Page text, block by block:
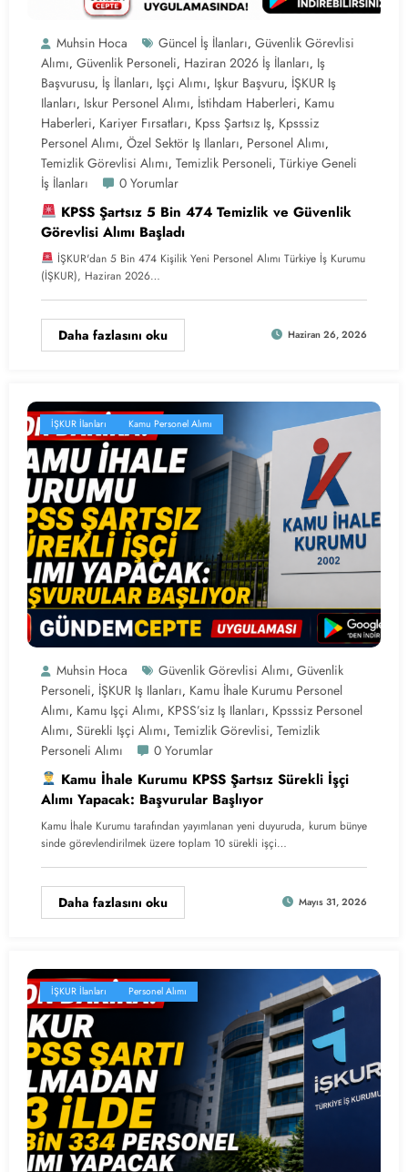
Muhsin Hoca Güncel İş İlanları, Güvenlik Görevlisi
Alımı, Güvenlik Personeli, Haziran 2026 İş İlanları, Iş
Başvurusu, İş İlanları, Işçi Alımı, Işkur Başvuru, İŞKUR Iş
Ilanları, Iskur Personel Alımı, İstihdam Haberleri, Kamu
Haberleri, Kariyer Fırsatları, Kpss Şartsız Iş, Kpsssiz
Personel Alımı, Özel Sektör Iş Ilanları, Personel Alımı,
Temizlik Görevlisi Alımı, Temizlik Personeli, Türkiye Geneli
İş İlanları
0 Yorumlar
KPSS Şartsız 5 Bin 474 Temizlik ve Güvenlik
Görevlisi Alımı Başladı
İŞKUR'dan 5 Bin 474 Kişilik Yeni Personel Alımı Türkiye İş Kurumu
(İŞKUR), Haziran 2026…
Daha fazlasını oku Haziran 26, 2026
İŞKUR İlanları Kamu Personel Alımı
Muhsin Hoca Güvenlik Görevlisi Alımı, Güvenlik
Personeli, İŞKUR Iş Ilanları, Kamu İhale Kurumu Personel
Alımı, Kamu Işçi Alımı, KPSS’siz Iş Ilanları, Kpsssiz Personel
Alımı, Sürekli Işçi Alımı, Temizlik Görevlisi, Temizlik
Personeli Alımı
0 Yorumlar
Kamu İhale Kurumu KPSS Şartsız Sürekli İşçi
Alımı Yapacak: Başvurular Başlıyor
Kamu İhale Kurumu tarafından yayımlanan yeni duyuruda, kurum bünye
sinde görevlendirilmek üzere toplam 10 sürekli işçi…
Daha fazlasını oku Mayıs 31, 2026
İŞKUR İlanları Personel Alımı